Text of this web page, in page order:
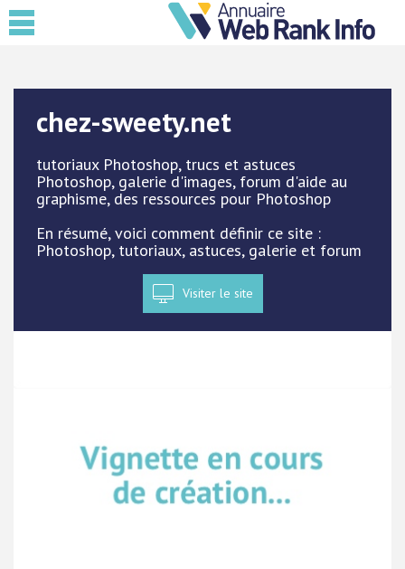
chez-sweety.net
tutoriaux Photoshop, trucs et astuces
Photoshop, galerie d'images, forum d'aide au
graphisme, des ressources pour Photoshop
En résumé, voici comment définir ce site :
Photoshop, tutoriaux, astuces, galerie et forum
Visiter le site